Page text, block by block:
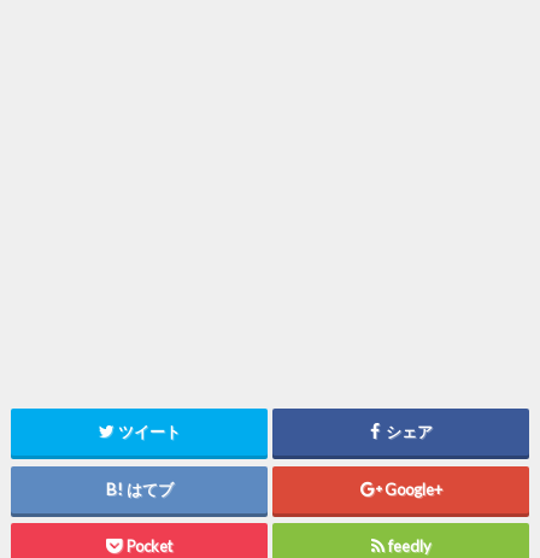
ツイート シェア
はてブ Google+
Pocket feedly